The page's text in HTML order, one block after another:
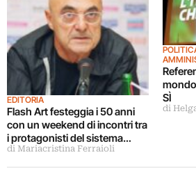
EDITORIA
Flash Art festeggia i 50 anni
con un weekend di incontri tra
i protagonisti del sistema
dell’arte
di Mariacristina Ferraioli
SÌ
di